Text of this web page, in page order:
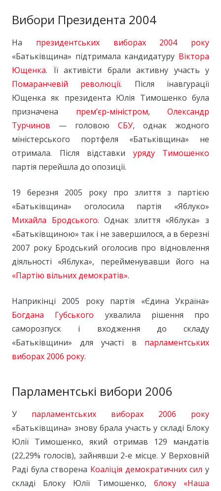
Вибори Президента 2004
На президентських виборах 2004 року
«Батьківщина» підтримала кандидатуру Віктора
Ющенка. Її активісти брали активну участь у
Помаранчевій революції. Після інавгурації
Ющенка як президента Юлія Тимошенко була
призначена прем’єр-міністром, Олександр
Турчинов — головою СБУ, однак жодного
міністерського портфеля «Батьківщина» не
отримала. Після відставки уряду Тимошенко
партія перейшла до опозиції.
19 березня 2005 року про злиття з партією
«Батьківщина» оголосила партія «Яблуко»
Михайла Бродського. Однак злиття «Яблука» з
«Батьківщиною» так і не завершилося, а в березні
2007 року Бродський оголосив про відновлення
діяльності «Яблука», перейменувавши його на
«Партію вільних демократів».
Наприкінці 2005 року партія «Єдина Україна»
Богдана Губського ухвалила рішення про
саморозпуск і входження до складу
«Батьківщини» для участі в парламентських
виборах 2006 року.
Парламентські вибори 2006
У парламентських виборах 2006 року
«Батьківщина» знову брала участь у складі Блоку
Юлії Тимошенко, який отримав 129 мандатів
(22,29% голосів), зайнявши 2-е місце. У Верховній
Раді була створена Коаліція демократичних сил у
складі Блоку Юлії Тимошенко, блоку «Наша